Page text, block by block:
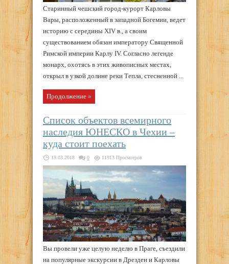
Старинный чешский город-курорт Карловы
Вары, расположенный в западной Богемии, ведет
историю с середины XIV в., а своим
существованием обязан императору Священной
Римской империи Карлу IV. Согласно легенде
монарх, охотясь в этих живописных местах,
открыл в узкой долине реки Тепла, стесненной ...
Продолжение »
Список объектов всемирного
наследия ЮНЕСКО в Чехии –
куда стоит поехать
19.03.2018 0 11913 Просмотров
Вы провели уже целую неделю в Праге, съездили
на популярные экскурсии в Дрезден и Карловы